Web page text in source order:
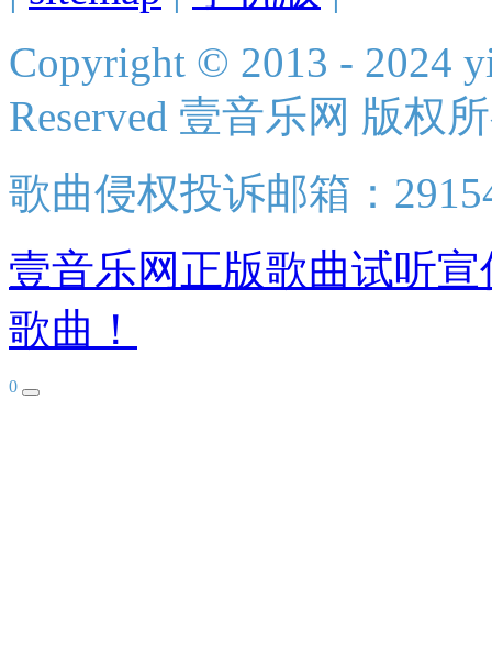
Copyright © 2013 - 2024
Reserved 壹音乐网 版权
歌曲侵权投诉邮箱：
壹音乐网正版歌曲试听
歌曲！
0